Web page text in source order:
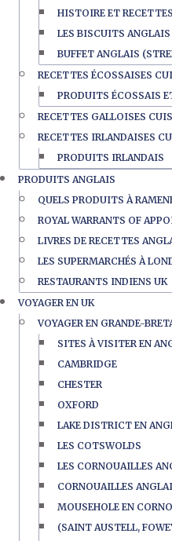
HISTOIRE ET
LES BISCUITS ANGLAIS
BUFFET ANGLAIS
RECETTES ÉCOSSAISES
PRODUITS ÉCOSSAIS
RECETTES GALLOISES
RECETTES IRLANDAISES
PRODUITS IRLANDAIS
PRODUITS ANGLAIS
QUELS PRODUITS À
ROYAL WARRANTS OF
LIVRES DE RECETTES
LES SUPERMARCHÉS À
RESTAURANTS INDIENS UK
VOYAGER EN UK
VOYAGER EN GRANDE-
SITES À VISITER EN
CAMBRIDGE
CHESTER
OXFORD
LAKE DISTRICT EN
LES COTSWOLDS
LES CORNOUAILLES
CORNOUAILLES
MOUSEHOLE EN
(SAINT AUSTELL,